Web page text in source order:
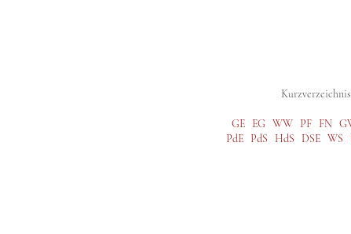
GE EG WW PF FN
PdE
PdS HdS DSE WS